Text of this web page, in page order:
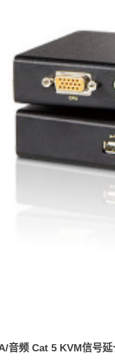
音频 Cat 5 KVM信号